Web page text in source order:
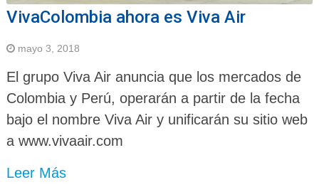
VivaColombia ahora es Viva Air
mayo 3, 2018
El grupo Viva Air anuncia que los mercados de
Colombia y Perú, operarán a partir de la fecha
bajo el nombre Viva Air y unificarán su sitio web
a www.vivaair.com
Leer Más